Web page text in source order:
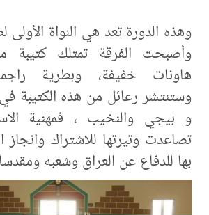
وهذه الدورة تعد هي النواة الأولى
وأصبحت الفرقة تمتلك كتيبة
وستنتشر رعائل من هذه الكتيبة
و بيجي والنخيب ، فمهنية
تصاعدت وتيرتها للاشتراك وانجاز
بها للدفاع عن العراق وشعبه